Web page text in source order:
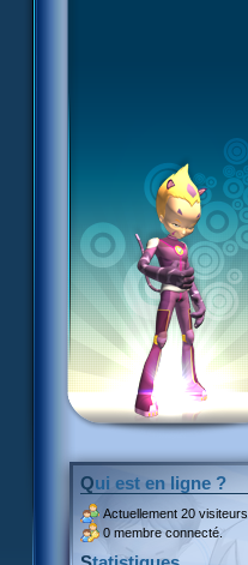
Qui est en ligne ?
Actuellement 20 visiteurs
0 membre connecté.